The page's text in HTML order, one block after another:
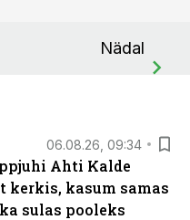
Nädal
06.08.26, 09:34
Ahti Kalde
kerkis, kasum samas
sulas pooleks